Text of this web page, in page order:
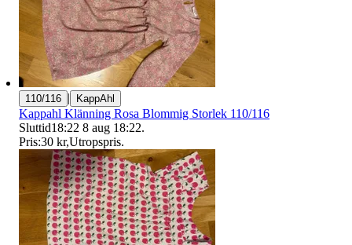
110/116 | KappAhl
Kappahl Klänning Rosa Blommig Storlek 110/116
Sluttid18:22 8 aug 18:22.
Pris:30 kr,Utropspris.